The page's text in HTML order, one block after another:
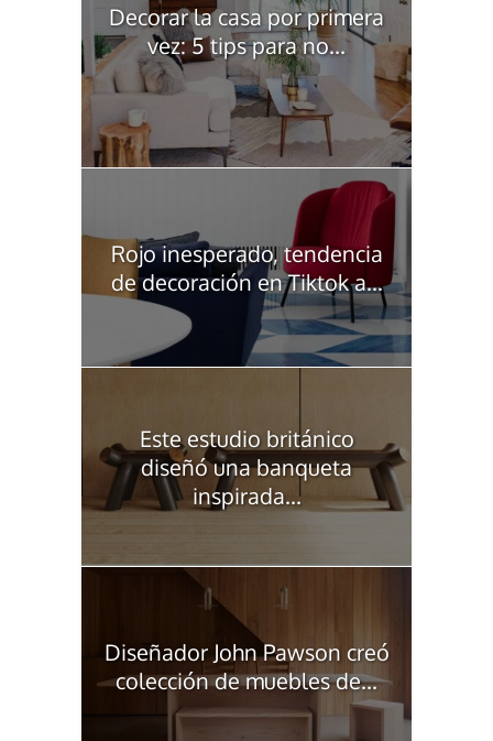
Decorar la casa por primera
vez: 5 tips para no...
Rojo inesperado, tendencia
de decoración en Tiktok a...
Este estudio británico
diseñó una banqueta
inspirada...
Diseñador John Pawson creó
colección de muebles de...